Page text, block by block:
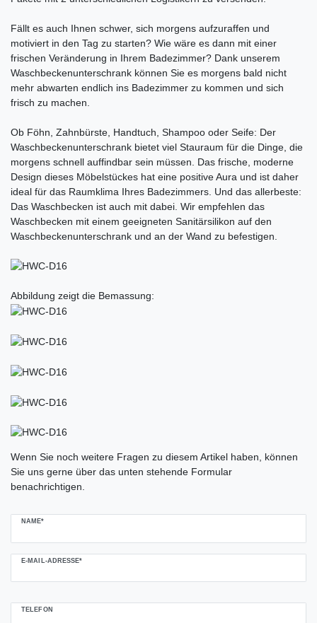
Fällt es auch Ihnen schwer, sich morgens aufzuraffen und
motiviert in den Tag zu starten? Wie wäre es dann mit einer
frischen Veränderung in Ihrem Badezimmer? Dank unserem
Waschbeckenunterschrank können Sie es morgens bald nicht
mehr abwarten endlich ins Badezimmer zu kommen und sich
frisch zu machen.
Ob Föhn, Zahnbürste, Handtuch, Shampoo oder Seife: Der
Waschbeckenunterschrank bietet viel Stauraum für die Dinge, die
morgens schnell auffindbar sein müssen. Das frische, moderne
Design dieses Möbelstückes hat eine positive Aura und ist daher
ideal für das Raumklima Ihres Badezimmers. Und das allerbeste:
Das Waschbecken ist auch mit dabei. Wir empfehlen das
Waschbecken mit einem geeigneten Sanitärsilikon auf den
Waschbeckenunterschrank und an der Wand zu befestigen.
Abbildung zeigt die Bemassung:
Wenn Sie noch weitere Fragen zu diesem Artikel haben, können
Sie uns gerne über das unten stehende Formular
benachrichtigen.
NAME*
E-MAIL-ADRESSE*
TELEFON